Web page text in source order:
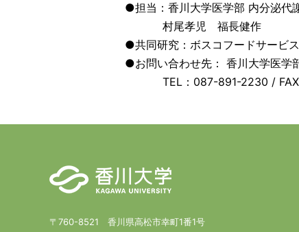
●担当：香川大学医学部 内分泌代
村尾孝児 福長健作
●共同研究：ボスコフードサービス
●お問い合わせ先： 香川大学医学
TEL：087-891-2230 / FAX
〒760-8521 香川県高松市幸町1番1号